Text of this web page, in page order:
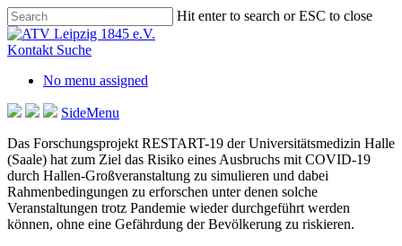
Skip
to
main
Hit enter to search or ESC to close
Close
Search
Kontakt Suche
No menu assigned
SideMenu
Das Forschungsprojekt RESTART-19 der Universitätsmedizin Halle
(Saale) hat zum Ziel das Risiko eines Ausbruchs mit COVID-19
durch Hallen-Großveranstaltung zu simulieren und dabei
Rahmenbedingungen zu erforschen unter denen solche
Veranstaltungen trotz Pandemie wieder durchgeführt werden
können, ohne eine Gefährdung der Bevölkerung zu riskieren.